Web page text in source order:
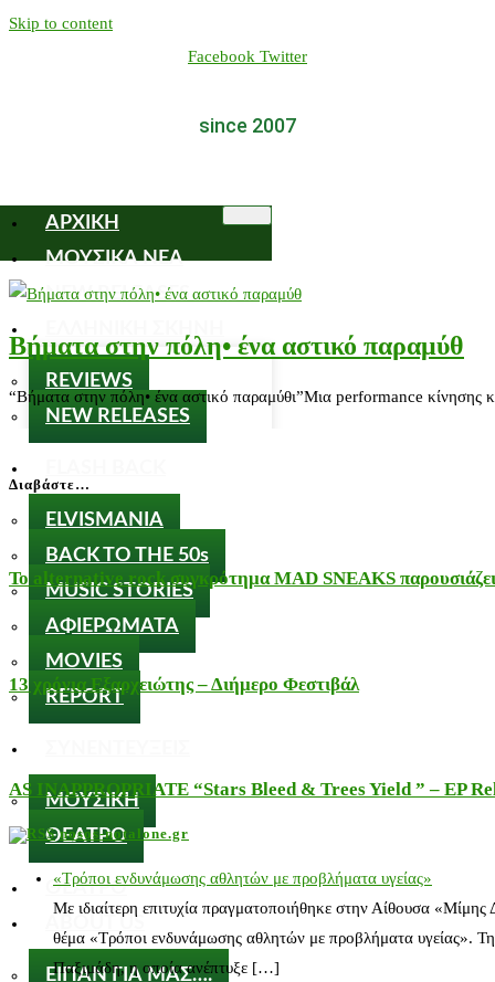
Skip to content
Facebook Twitter
since 2007
ΑΡΧΙΚΗ
ΜΟΥΣΙΚΑ ΝΕΑ
NEW RELEASES
REVIEWS
NEW RELEASES
ELVISMANIA
BACK TO THE 50s
MUSIC STORIES
ΑΦΙΕΡΩΜΑΤΑ
MOVIES
REPORT
ΜΟΥΣΙΚΗ
ΘΕΑΤΡΟ
ΘΕΑΤΡΟ
ABOUT US
ΕΙΠΑΝ ΓΙΑ ΜΑΣ….
Βήματα στην πόλη• ένα αστικό παραμύθ
“Βήματα στην πόλη• ένα αστικό παραμύθι”Μια performance κίνησης
Διαβάστε…
Το alternative rock συγκρότημα MAD SNEAKS
13 χρόνια Εξαρχειώτης – Διήμερο Φεστιβάλ
AS INAPPROPRIATE “Stars Bleed & Trees Yield ” – EP
nosos-notalone.gr
«Τρόποι ενδυνάμωσης αθλητών με προβλήματα υγείας»
Με ιδιαίτερη επιτυχία πραγματοποιήθηκε στην Αίθουσα
θέμα «Τρόποι ενδυνάμωσης αθλητών με προβλήματα υγείας».
Παξιμάδη, η οποία ανέπτυξε […]